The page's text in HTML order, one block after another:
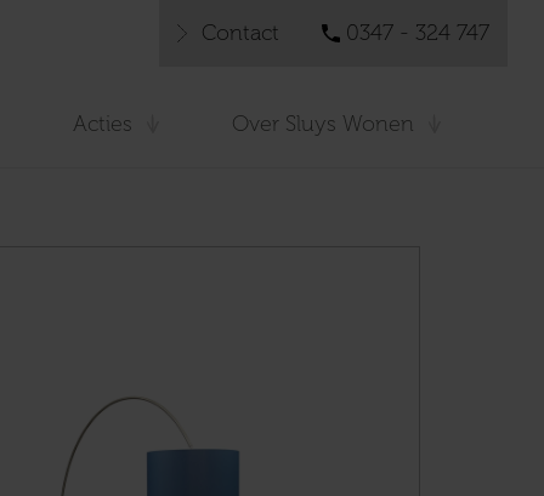
Contact 0347 - 324 747
Acties Over Sluys Wonen